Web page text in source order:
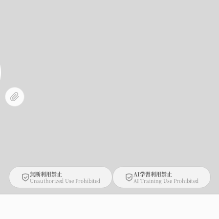
無断利用禁止
Unauthorized Use Prohibited
AI学習利用禁止
AI Training Use Prohibited